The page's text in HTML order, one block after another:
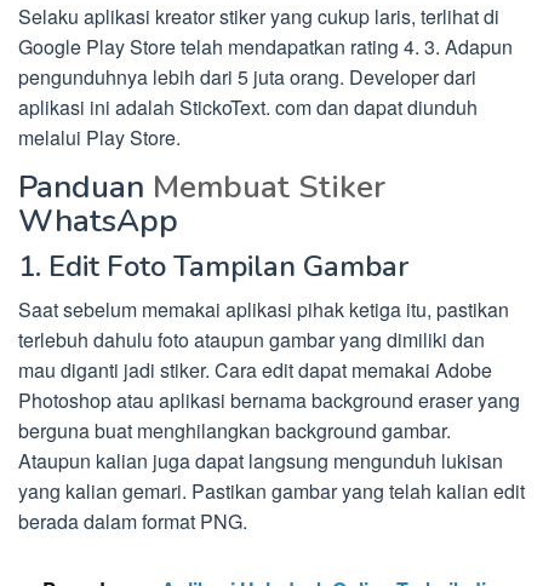
Selaku aplikasi kreator stiker yang cukup laris, terlihat di
Google Play Store telah mendapatkan rating 4. 3. Adapun
pengunduhnya lebih dari 5 juta orang. Developer dari
aplikasi ini adalah StickoText. com dan dapat diunduh
melalui Play Store.
Panduan Membuat Stiker
WhatsApp
1. Edit Foto Tampilan Gambar
Saat sebelum memakai aplikasi pihak ketiga itu, pastikan
terlebuh dahulu foto ataupun gambar yang dimiliki dan
mau diganti jadi stiker. Cara edit dapat memakai Adobe
Photoshop atau aplikasi bernama background eraser yang
berguna buat menghilangkan background gambar.
Ataupun kalian juga dapat langsung mengunduh lukisan
yang kalian gemari. Pastikan gambar yang telah kalian edit
berada dalam format PNG.